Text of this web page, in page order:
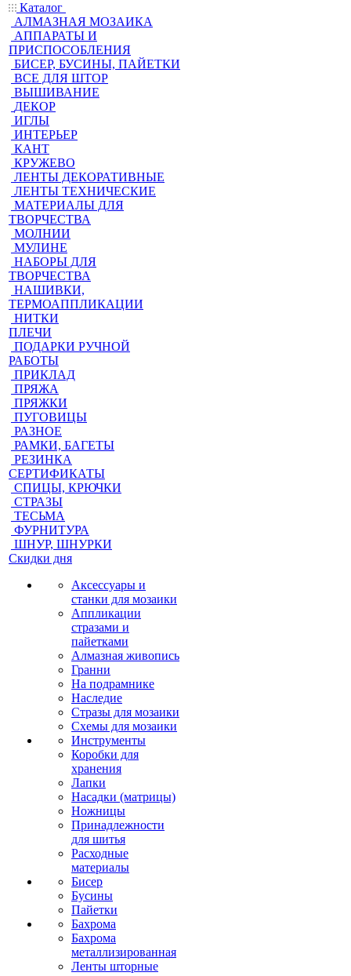
Каталог
АЛМАЗНАЯ МОЗАИКА
АППАРАТЫ И
ПРИСПОСОБЛЕНИЯ
БИСЕР, БУСИНЫ, ПАЙЕТКИ
ВСЕ ДЛЯ ШТОР
ВЫШИВАНИЕ
ДЕКОР
ИГЛЫ
ИНТЕРЬЕР
КАНТ
КРУЖЕВО
ЛЕНТЫ ДЕКОРАТИВНЫЕ
ЛЕНТЫ ТЕХНИЧЕСКИЕ
МАТЕРИАЛЫ ДЛЯ
ТВОРЧЕСТВА
МОЛНИИ
МУЛИНЕ
НАБОРЫ ДЛЯ
ТВОРЧЕСТВА
НАШИВКИ,
ТЕРМОАППЛИКАЦИИ
НИТКИ
ПЛЕЧИ
ПОДАРКИ РУЧНОЙ
РАБОТЫ
ПРИКЛАД
ПРЯЖА
ПРЯЖКИ
ПУГОВИЦЫ
РАЗНОЕ
РАМКИ, БАГЕТЫ
РЕЗИНКА
СЕРТИФИКАТЫ
СПИЦЫ, КРЮЧКИ
СТРАЗЫ
ТЕСЬМА
ФУРНИТУРА
ШНУР, ШНУРКИ
Скидки дня
Аксессуары и
станки для мозаики
Аппликации
стразами и
пайетками
Алмазная живопись
Гранни
На подрамнике
Наследие
Стразы для мозаики
Схемы для мозаики
Инструменты
Коробки для
хранения
Лапки
Насадки (матрицы)
Ножницы
Принадлежности
для шитья
Расходные
материалы
Бисер
Бусины
Пайетки
Бахрома
Бахрома
металлизированная
Ленты шторные